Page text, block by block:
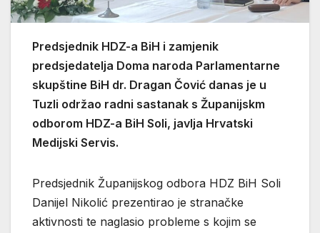
Predsjednik HDZ-a BiH i zamjenik
predsjedatelja Doma naroda Parlamentarne
skupštine BiH dr. Dragan Čović danas je u
Tuzli održao radni sastanak s Županijskm
odborom HDZ-a BiH Soli, javlja Hrvatski
Medijski Servis.
Predsjednik Županijskog odbora HDZ BiH Soli
Danijel Nikolić prezentirao je stranačke
aktivnosti te naglasio probleme s kojim se